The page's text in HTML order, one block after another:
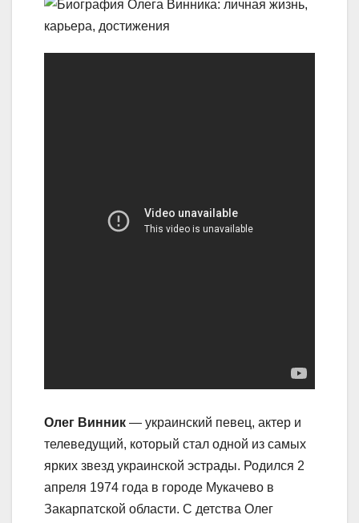
Олег Винник — украинский певец, актер и
телеведущий, который стал одной из самых
ярких звезд украинской эстрады. Родился 2
апреля 1974 года в городе Мукачево в
Закарпатской области. С детства Олег